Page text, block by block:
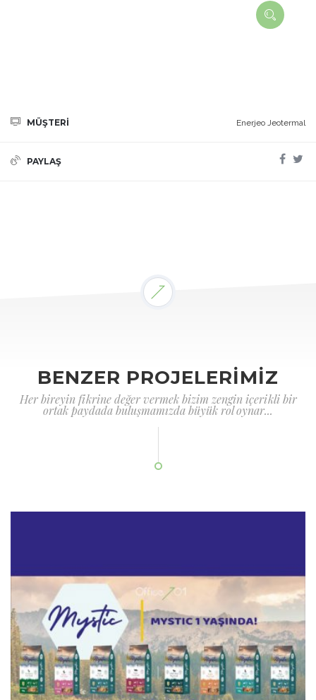
MÜŞTERİ Enerjeo Jeotermal
PAYLAŞ
BENZER PROJELERİMİZ
Her bireyin fikrine değer vermek bizim zengin içerikli bir
ortak paydada buluşmamızda büyük rol oynar...